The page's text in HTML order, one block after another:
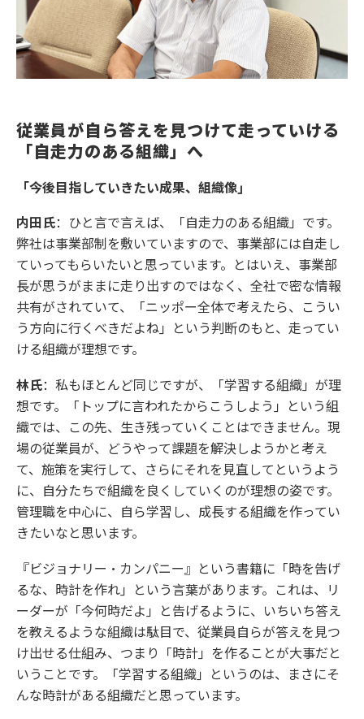
従業員が自ら答えを見つけて走っていける
「自走力のある組織」へ
「今後目指していきたい成果、組織像」
内田氏：ひと言で言えば、「自走力のある組織」です。
弊社は事業部制を敷いていますので、事業部には自走し
ていってもらいたいと思っています。とはいえ、事業部
長が思うがままに走り出すのではなく、全社で密な情報
共有がされていて、「ニッポー全体で考えたら、こうい
う方向に行くべきだよね」という判断のもと、走ってい
ける組織が理想です。
林氏：私もほとんど同じですが、「学習する組織」が理
想です。「トップに言われたからこうしよう」という組
織では、この先、生き残っていくことはできません。現
場の従業員が、どうやって課題を解決しようかと考え
て、施策を実行して、さらにそれを見直してというよう
に、自分たちで組織を良くしていくのが理想の姿です。
管理職を中心に、自ら学習し、成長する組織を作ってい
きたいなと思います。
『ビジョナリー・カンパニー』という書籍に「時を告げ
るな、時計を作れ」という言葉があります。これは、リ
ーダーが「今何時だよ」と告げるように、いちいち答え
を教えるような組織は駄目で、従業員自らが答えを見つ
け出せる仕組み、つまり「時計」を作ることが大事だと
いうことです。「学習する組織」というのは、まさにそ
んな時計がある組織だと思っています。